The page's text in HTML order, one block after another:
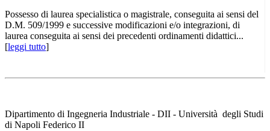
Possesso di laurea specialistica o magistrale, conseguita ai sensi del
D.M. 509/1999 e successive modificazioni e/o integrazioni, di
laurea conseguita ai sensi dei precedenti ordinamenti didattici...
[leggi tutto]
Dipartimento di Ingegneria Industriale - DII - Università degli Studi
di Napoli Federico II